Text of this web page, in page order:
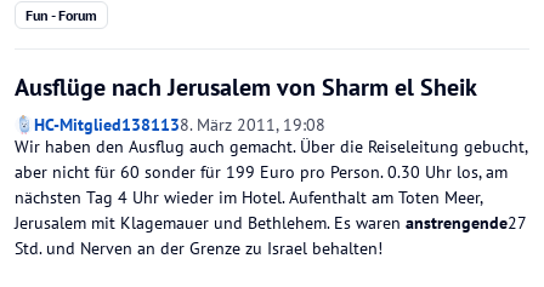
Fun - Forum
Ausflüge nach Jerusalem von Sharm el Sheik
HC-Mitglied1381138. März 2011, 19:08
Wir haben den Ausflug auch gemacht. Über die Reiseleitung gebucht,
aber nicht für 60 sonder für 199 Euro pro Person. 0.30 Uhr los, am
nächsten Tag 4 Uhr wieder im Hotel. Aufenthalt am Toten Meer,
Jerusalem mit Klagemauer und Bethlehem. Es waren anstrengende27
Std. und Nerven an der Grenze zu Israel behalten!